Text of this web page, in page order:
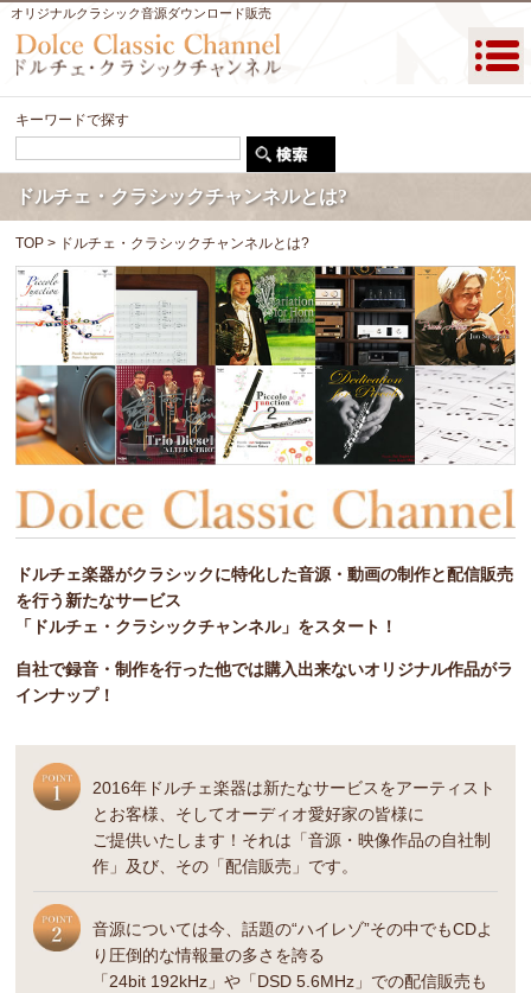
オリジナルクラシック音源ダウンロード販売
キーワードで探す
ドルチェ・クラシックチャンネルとは?
TOP > ドルチェ・クラシックチャンネルとは?
ドルチェ楽器がクラシックに特化した音源・動画の制作と配信販売
を行う新たなサービス
「ドルチェ・クラシックチャンネル」をスタート！
自社で録音・制作を行った他では購入出来ないオリジナル作品がラ
インナップ！
2016年ドルチェ楽器は新たなサービスをアーティスト
とお客様、そしてオーディオ愛好家の皆様に
ご提供いたします！それは「音源・映像作品の自社制
作」及び、その「配信販売」です。
音源については今、話題の“ハイレゾ”その中でもCDよ
り圧倒的な情報量の多さを誇る
「24bit 192kHz」や「DSD 5.6MHz」での配信販売も